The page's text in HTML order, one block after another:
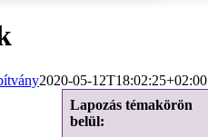
2020-05-12T18:02:25+02:00
Lapozás témakörön
belül: